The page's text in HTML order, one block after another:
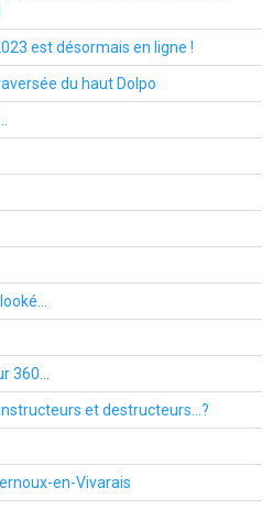
est désormais en ligne !
du haut Dolpo
360...
et destructeurs...?
en-Vivarais